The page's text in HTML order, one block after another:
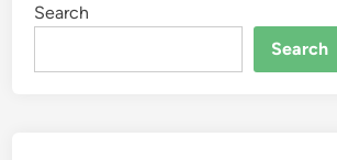
Search
Search